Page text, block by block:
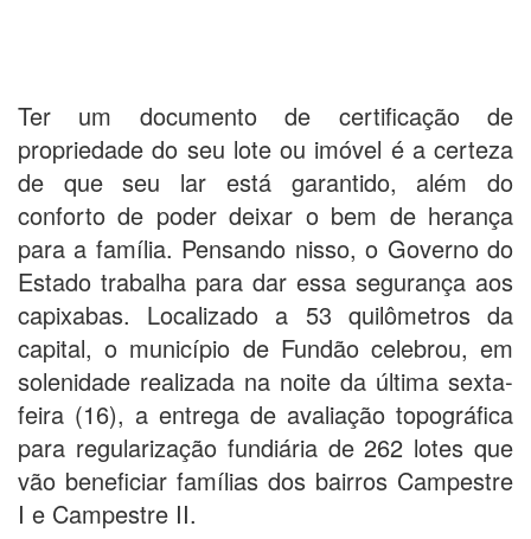
Ter um documento de certificação de
propriedade do seu lote ou imóvel é a certeza
de que seu lar está garantido, além do
conforto de poder deixar o bem de herança
para a família. Pensando nisso, o Governo do
Estado trabalha para dar essa segurança aos
capixabas. Localizado a 53 quilômetros da
capital, o município de Fundão celebrou, em
solenidade realizada na noite da última sexta-
feira (16), a entrega de avaliação topográfica
para regularização fundiária de 262 lotes que
vão beneficiar famílias dos bairros Campestre
I e Campestre II.